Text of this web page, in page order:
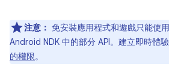
注意： 免安裝應用程式和遊戲只能使
Android NDK 中的部分 API。建立即時體
的權限。